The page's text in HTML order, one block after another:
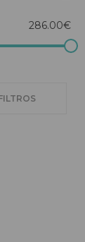
286.00€